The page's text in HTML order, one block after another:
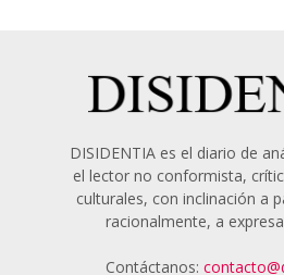
DISIDENTIA es el diario de
el lector no conformista,
culturales, con inclinación a
racionalmente, a
Contáctanos: